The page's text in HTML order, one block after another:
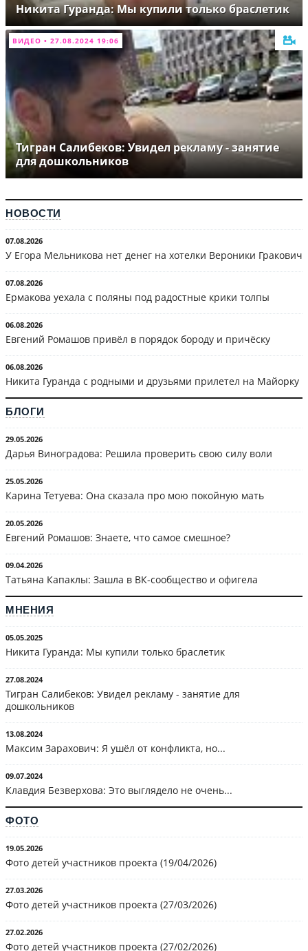
Никита Гуранда: Мы купили только браслетик
ВИДЕО • 27.08.2024 19:06
Тигран Салибеков: Увидел рекламу - занятие
для дошкольников
НОВОСТИ
07.08.2026
У Егора Мельникова нет денег на хотелки Вероники Гракович
07.08.2026
Ермакова уехала с поляны под радостные крики толпы
06.08.2026
Евгений Ромашов привёл в порядок бороду и причёску
06.08.2026
Никита Гуранда с родными и друзьями прилетел на Майорку
БЛОГИ
29.05.2026
Дарья Виноградова: Решила проверить свою силу воли
25.05.2026
Карина Тетуева: Она сказала про мою покойную мать
20.05.2026
Евгений Ромашов: Знаете, что самое смешное?
09.04.2026
Татьяна Капаклы: Зашла в ВК-сообщество и офигела
МНЕНИЯ
05.05.2025
Никита Гуранда: Мы купили только браслетик
27.08.2024
Тигран Салибеков: Увидел рекламу - занятие для
дошкольников
13.08.2024
Максим Зарахович: Я ушёл от конфликта, но...
09.07.2024
Клавдия Безверхова: Это выглядело не очень...
ФОТО
19.05.2026
Фото детей участников проекта (19/04/2026)
27.03.2026
Фото детей участников проекта (27/03/2026)
27.02.2026
Фото детей участников проекта (27/02/2026)